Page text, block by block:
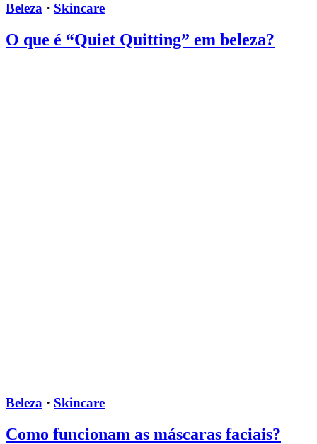
Beleza · Skincare
O que é “Quiet Quitting” em beleza?
Beleza · Skincare
Como funcionam as máscaras faciais?